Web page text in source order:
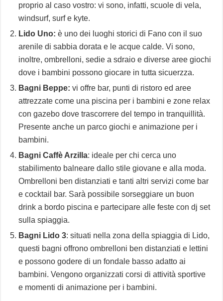
proprio al caso vostro: vi sono, infatti, scuole di vela,
windsurf, surf e kyte.
Lido Uno:è uno dei luoghi storici di Fano con il suo
arenile di sabbia dorata e le acque calde. Vi sono,
inoltre, ombrelloni, sedie a sdraio e diverse aree giochi
dove i bambini possono giocare in tutta sicuerzza.
Bagni Beppe: vi offre bar, punti di ristoro ed aree
attrezzate come una piscina per i bambini e zone relax
con gazebo dove trascorrere del tempo in tranquillità.
Presente anche un parco giochi e animazione per i
bambini.
Bagni Caffè Arzilla: ideale per chi cerca uno
stabilimento balneare dallo stile giovane e alla moda.
Ombrelloni ben distanziati e tanti altri servizi come bar
e cocktail bar. Sarà possibile sorseggiare un buon
drink a bordo piscina e partecipare alle feste con dj set
sulla spiaggia.
Bagni Lido 3: situati nella zona della spiaggia di Lido,
questi bagni offrono ombrelloni ben distanziati e lettini
e possono godere di un fondale basso adatto ai
bambini. Vengono organizzati corsi di attività sportive
e momenti di animazione per i bambini.